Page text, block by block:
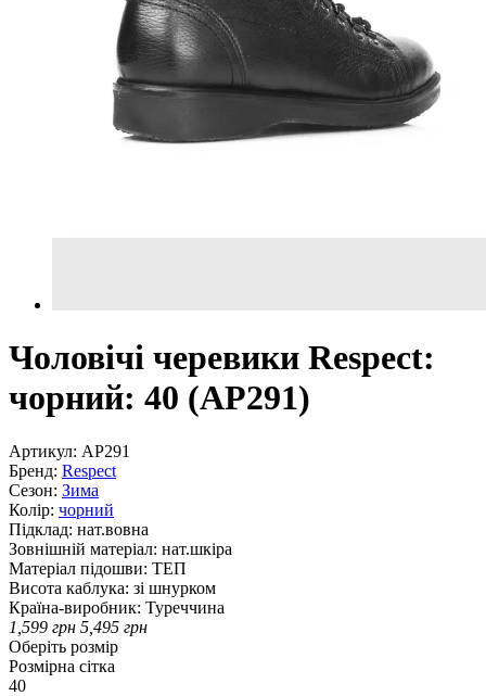
Чоловічі черевики Respect:
чорний: 40 (AP291)
Артикул: AP291
Бренд: Respect
Сезон: Зима
Колір: чорний
Підклад: нат.вовна
Зовнішній матеріал: нат.шкіра
Матеріал підошви: ТЕП
Висота каблука: зі шнурком
Країна-виробник: Туреччина
1,599 грн 5,495 грн
Оберіть розмір
Розмірна сітка
40